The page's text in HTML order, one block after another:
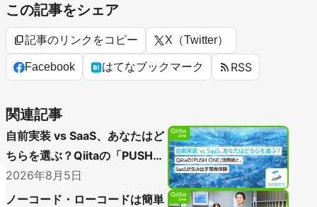
この記事をシェア
content_copy記事のリンクをコピー X（Twitter）
Facebook はてなブックマーク rss_feed RSS
関連記事
自前実装 vs SaaS、あなたはど
ちらを選ぶ？Qiitaの「PUSH
ONE」活用術と、SaaSが生み
出す開発体験
2026年8月5日
ノーコード・ローコードは簡単